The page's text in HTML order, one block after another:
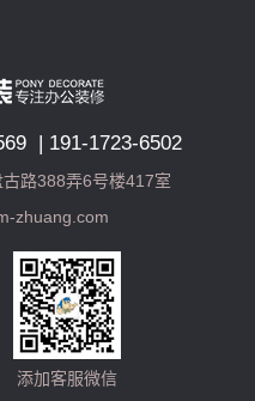
| 191-1723-6502
路388弄6号楼417室
zhuang.com
添加客服微信